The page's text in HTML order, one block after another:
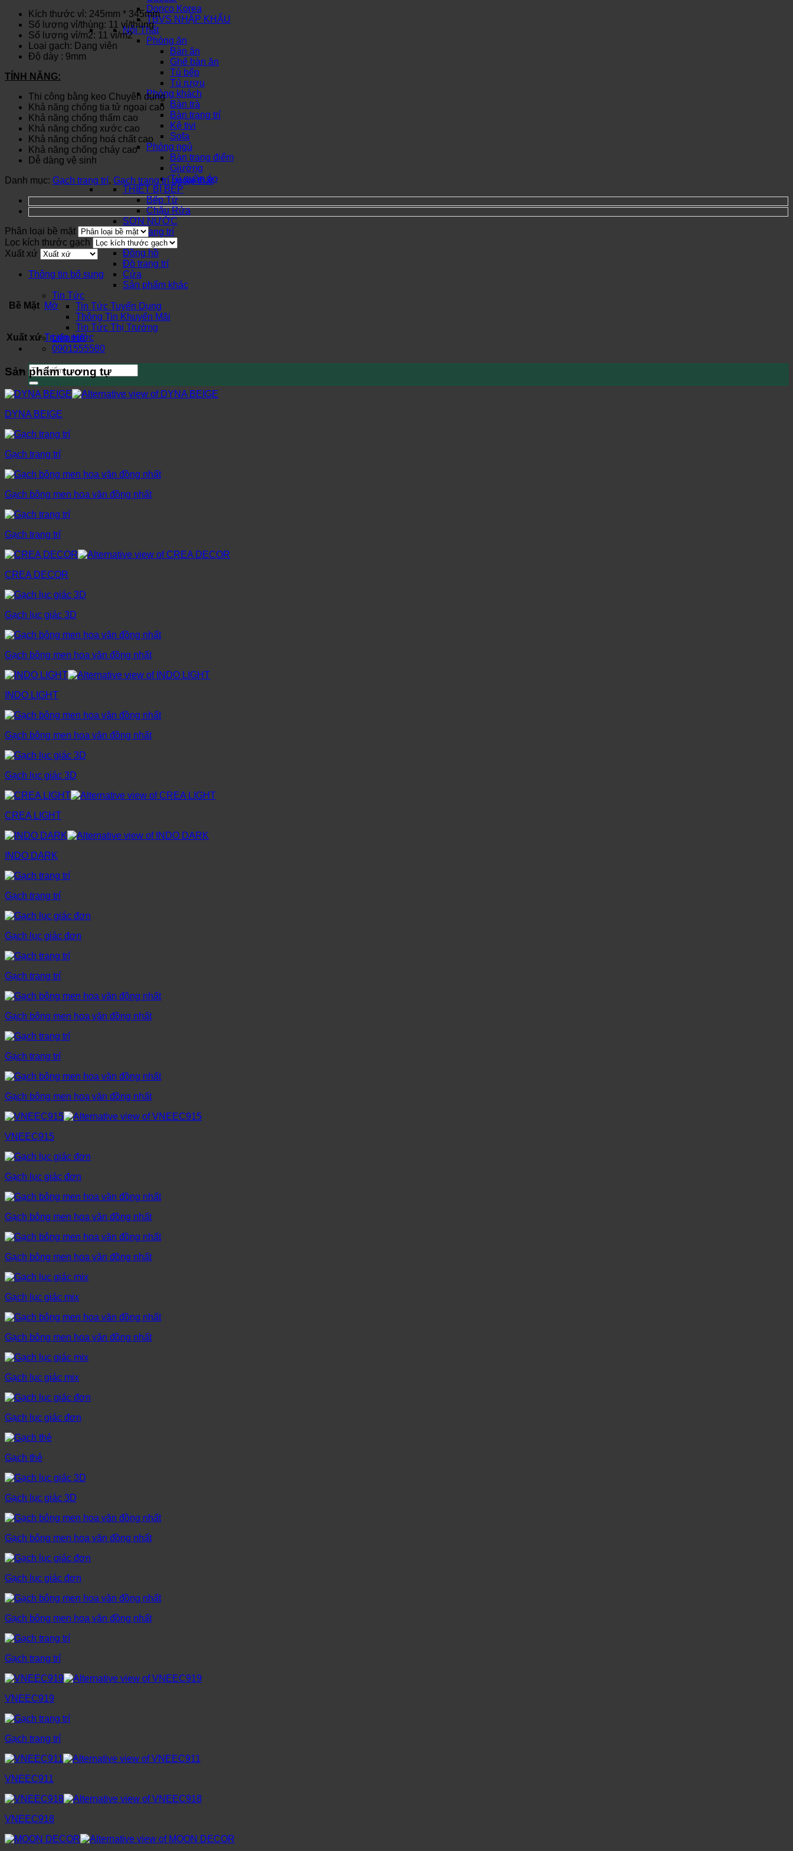
Dorico Korea
TBVS NHẬP KHẨU
Nội Thất
Phòng ăn
Bàn ăn
Ghế bàn ăn
Tủ bếp
Tủ rượu
Phòng khách
Bàn trà
Bàn trang trí
Kệ tivi
Sofa
Phòng ngủ
Bàn trang điểm
Giường
Tủ quần áo
THIẾT BỊ BẾP
Bếp Từ
Chậu Rửa
SƠN NƯỚC
Đèn trang trí
Khóa cửa
Đồng hồ
Đồ trang trí
Cửa
Sản phẩm khác
Tin Tức
Tin Tức Tuyển Dụng
Thông Tin Khuyến Mãi
Tin Tức Thị Trường
Liên Hệ
0901555580
Tìm
kiếm:
Kích thước vỉ: 245mm * 345mm
Số lượng vỉ/thùng: 11 vỉ/thùng
Số lượng vỉ/m2: 11 vỉ/m2
Loại gạch: Dạng viên
Độ dày : 9mm
TÍNH NĂNG:
Thi công bằng keo Chuyên dụng
Khả năng chống tia tử ngoại cao
Khả năng chống thấm cao
Khả năng chống xước cao
Khả năng chống hoá chất cao
Khả năng chống cháy cao
Dễ dàng vệ sinh
Danh mục: Gạch trang trí, Gạch trang trí ngoại thất
Phân loại bề mặt
Lọc kích thước gạch
Xuất xứ
Thông tin bổ sung
Bề Mặt Mờ
Xuất xứ Trong nước
Sản phẩm tương tự
DYNA BEIGE
Gạch trang trí
Gạch bông men hoa văn đồng nhất
Gạch trang trí
CREA DECOR
Gạch lục giác 3D
Gạch bông men hoa văn đồng nhất
INDO LIGHT
Gạch bông men hoa văn đồng nhất
Gạch lục giác 3D
CREA LIGHT
INDO DARK
Gạch trang trí
Gạch lục giác đơn
Gạch trang trí
Gạch bông men hoa văn đồng nhất
Gạch trang trí
Gạch bông men hoa văn đồng nhất
VNEEC915
Gạch lục giác đơn
Gạch bông men hoa văn đồng nhất
Gạch bông men hoa văn đồng nhất
Gạch lục giác mix
Gạch bông men hoa văn đồng nhất
Gạch lục giác mix
Gạch lục giác đơn
Gạch thẻ
Gạch lục giác 3D
Gạch bông men hoa văn đồng nhất
Gạch lục giác đơn
Gạch bông men hoa văn đồng nhất
Gạch trang trí
VNEEC919
Gạch trang trí
VNEEC911
VNEEC918